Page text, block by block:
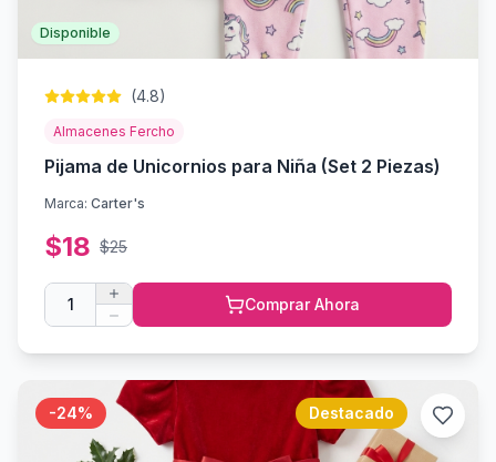
Disponible
(4.8)
Almacenes Fercho
Pijama de Unicornios para Niña (Set 2 Piezas)
Marca: Carter's
$18 $25
1 Comprar Ahora
-24% Destacado